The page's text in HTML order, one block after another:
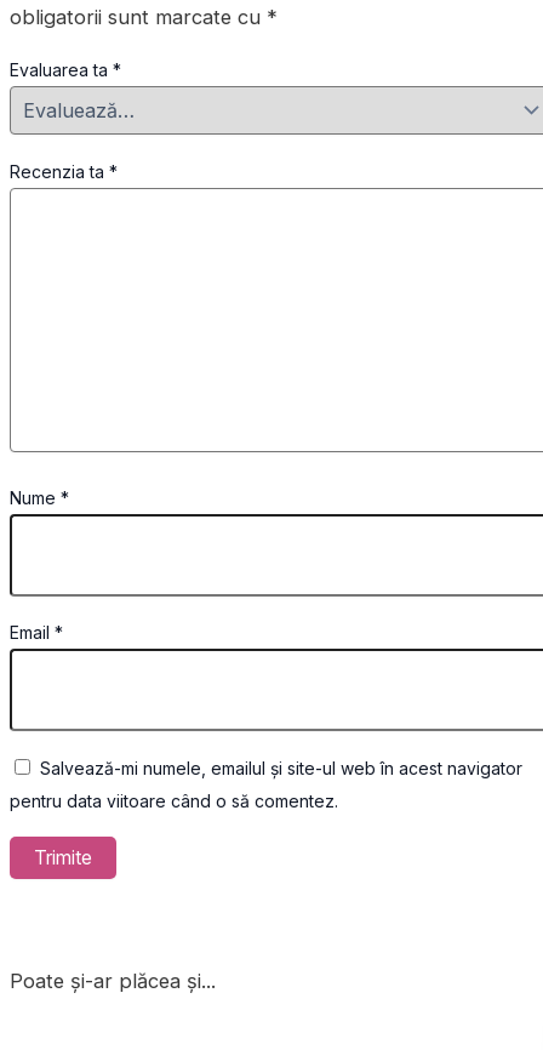
obligatorii sunt marcate cu *
Evaluarea ta *
Recenzia ta *
Nume *
Email *
Salvează-mi numele, emailul și site-ul web în acest navigator
pentru data viitoare când o să comentez.
Poate și-ar plăcea și...